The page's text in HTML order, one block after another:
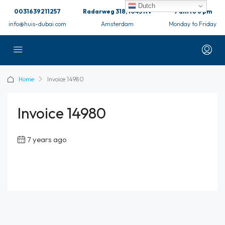
0031639211257
info@huis-dubai.com
Radarweg 318, 1043 NV
Amsterdam
9 am to 6 pm
Monday to Friday
Home Invoice 14980
Invoice 14980
7 years ago
Dutch